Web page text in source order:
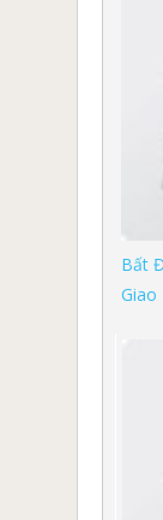
Bất
Giao